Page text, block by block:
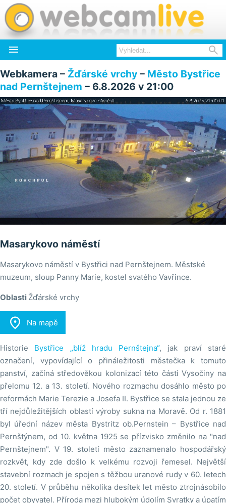
 
Webkamera – Žďárské vrchy – Město Bystřice
nad Pernštejnem – 6.8.2026 v 21:00
Masarykovo náměstí
Masarykovo náměstí v Bystřici nad Pernštejnem. Městské
muzeum, sloup Panny Marie, kostel svatého Vavřince.
Oblasti Žďárské vrchy
 Na mapě
Historie Bystřice „blíž hradu Pernštejna“, jak praví staré
označení, vypovídající o přináležitosti městečka k tomuto
panství, začíná středověkou kolonizací této části Vysočiny na
přelomu 12. a 13. století. Nového rozmachu dosáhlo město po
reformách Marie Terezie a Josefa II. Bystřice se stala jednou ze
tří nejdůležitějších oblastí výroby sukna na Moravě. Od r. 1881
byl úřední název města Bystritz ob.Pernstein – Bystřice nad
Pernštýnem, od 10. května 1925 se přízvisko změnilo na "nad
Pernštejnem". V 19. století město zaznamenalo hospodářský
rozkvět, kdy zde došlo k velkému rozvoji řemesel. Největší
stavební rozmach je spojen s těžbou uranové rudy v 60. letech
20. století. V průběhu několika desítek let město ztrojnásobilo
počet obyvatel. Příroda mezi hlubokým údolím Svratky a úpatím